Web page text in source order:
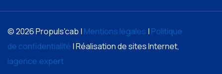
© 2026 Propuls'cab | Mentions légales | Politique
de confidentialité | Réalisation de sites Internet,
lagence.expert